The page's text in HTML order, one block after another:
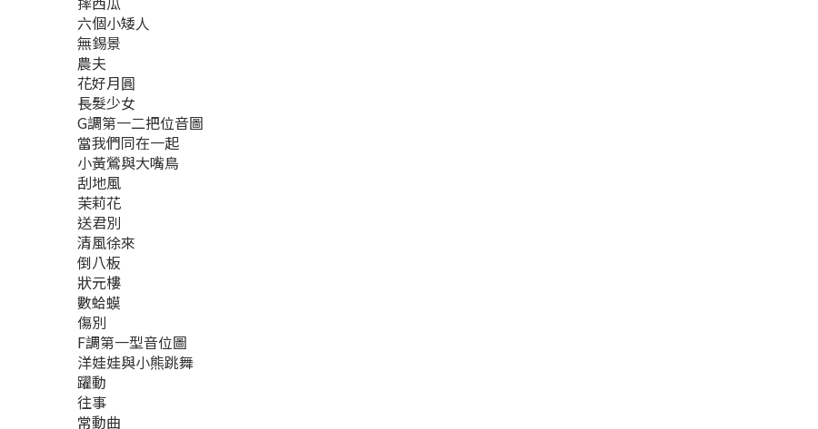
六個小矮人
無錫景
農夫
花好月圓
長髮少女
G調第一二把位音圖
當我們同在一起
小黃鶯與大嘴鳥
刮地風
茉莉花
送君別
清風徐來
倒八板
狀元樓
數蛤蟆
傷別
F調第一型音位圖
洋娃娃與小熊跳舞
躍動
往事
常動曲